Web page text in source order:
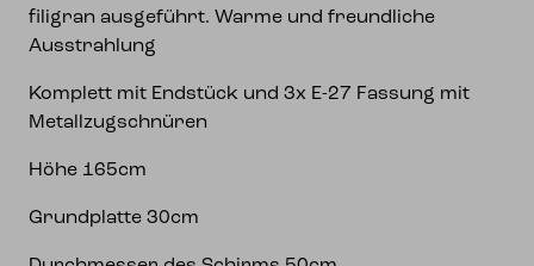
filigran ausgeführt. Warme und freundliche
Ausstrahlung
Komplett mit Endstück und 3x E-27 Fassung mit
Metallzugschnüren
Höhe 165cm
Grundplatte 30cm